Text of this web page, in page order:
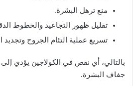
منع ترهل البشرة.
تقليل ظهور التجاعيد والخطوط
تسريع عملية التئام الجروح وتجديد
بالتالي، أي نقص في الكولاجين يؤدي إلى
جفاف البشرة.